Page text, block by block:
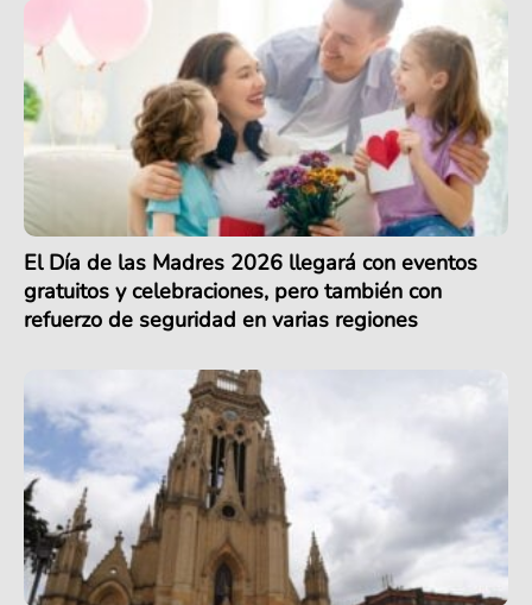
El Día de las Madres 2026 llegará con eventos
gratuitos y celebraciones, pero también con
refuerzo de seguridad en varias regiones